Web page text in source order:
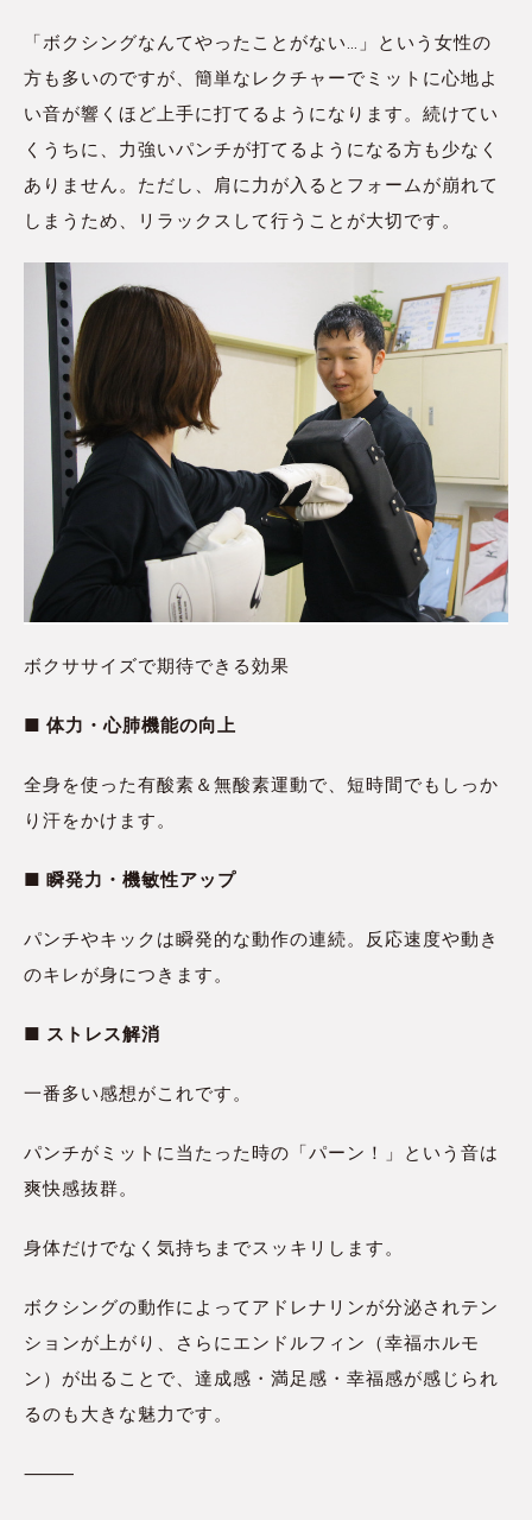
「ボクシングなんてやったことがない…」という女性の
方も多いのですが、簡単なレクチャーでミットに心地よ
い音が響くほど上手に打てるようになります。続けてい
くうちに、力強いパンチが打てるようになる方も少なく
ありません。ただし、肩に力が入るとフォームが崩れて
しまうため、リラックスして行うことが大切です。
ボクササイズで期待できる効果
■ 体力・心肺機能の向上
全身を使った有酸素＆無酸素運動で、短時間でもしっか
り汗をかけます。
■ 瞬発力・機敏性アップ
パンチやキックは瞬発的な動作の連続。反応速度や動き
のキレが身につきます。
■ ストレス解消
一番多い感想がこれです。
パンチがミットに当たった時の「パーン！」という音は
爽快感抜群。
身体だけでなく気持ちまでスッキリします。
ボクシングの動作によってアドレナリンが分泌されテン
ションが上がり、さらにエンドルフィン（幸福ホルモ
ン）が出ることで、達成感・満足感・幸福感が感じられ
るのも大きな魅力です。
⸻